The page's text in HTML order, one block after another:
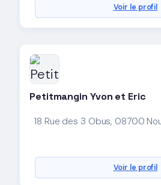
Voir le profil
Petitmangin Yvon et Eric
18 Rue des 3 Obus, 08700
Voir le profil